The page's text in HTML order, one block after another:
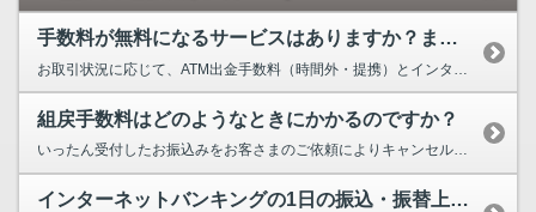
手数料が無料になるサービスはありますか？また、条件はありますか？
お取引状況に応じて、ATM出金手数料（時間外・提携）とインターネットバンキングによる他行あ...
組戻手数料はどのようなときにかかるのですか？
いったん受付したお振込みをお客さまのご依頼によりキャンセルされる場合、先方金融機関から振込...
インターネットバンキングの1日の振込・振替上限金額はいくらですか？